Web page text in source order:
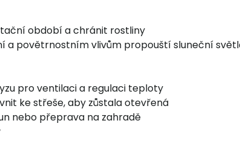
období a chránit rostliny
a povětrnostním vlivům propouští sluneční
pro ventilaci a regulaci teploty
ke střeše, aby zůstala otevřená
nebo přeprava na zahradě